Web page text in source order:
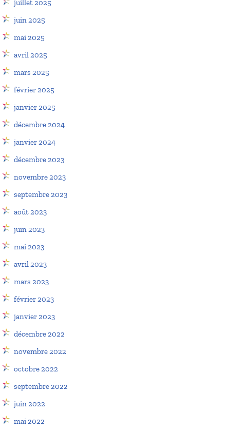
juillet 2025
juin 2025
mai 2025
avril 2025
mars 2025
février 2025
janvier 2025
décembre 2024
janvier 2024
décembre 2023
novembre 2023
septembre 2023
août 2023
juin 2023
mai 2023
avril 2023
mars 2023
février 2023
janvier 2023
décembre 2022
novembre 2022
octobre 2022
septembre 2022
juin 2022
mai 2022